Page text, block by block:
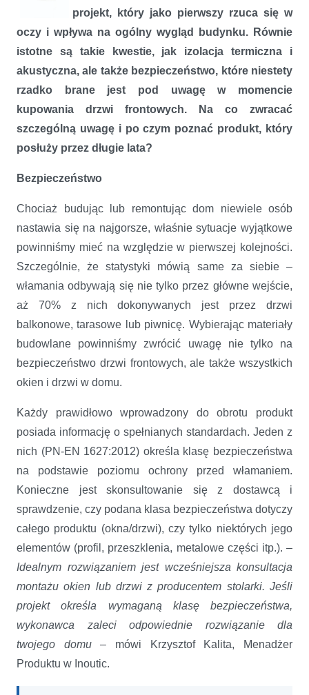
Jak wybrać odpowiednie drzwi wejściowe
projekt, który jako pierwszy rzuca się w
oczy i wpływa na ogólny wygląd budynku. Równie
istotne są takie kwestie, jak izolacja termiczna i
akustyczna, ale także bezpieczeństwo, które niestety
rzadko brane jest pod uwagę w momencie
kupowania drzwi frontowych. Na co zwracać
szczególną uwagę i po czym poznać produkt, który
posłuży przez długie lata?
Bezpieczeństwo
Chociaż budując lub remontując dom niewiele osób
nastawia się na najgorsze, właśnie sytuacje wyjątkowe
powinniśmy mieć na względzie w pierwszej kolejności.
Szczególnie, że statystyki mówią same za siebie –
włamania odbywają się nie tylko przez główne wejście,
aż 70% z nich dokonywanych jest przez drzwi
balkonowe, tarasowe lub piwnicę. Wybierając materiały
budowlane powinniśmy zwrócić uwagę nie tylko na
bezpieczeństwo drzwi frontowych, ale także wszystkich
okien i drzwi w domu.
Każdy prawidłowo wprowadzony do obrotu produkt
posiada informację o spełnianych standardach. Jeden z
nich (PN-EN 1627:2012) określa klasę bezpieczeństwa
na podstawie poziomu ochrony przed włamaniem.
Konieczne jest skonsultowanie się z dostawcą i
sprawdzenie, czy podana klasa bezpieczeństwa dotyczy
całego produktu (okna/drzwi), czy tylko niektórych jego
elementów (profil, przeszklenia, metalowe części itp.). –
Idealnym rozwiązaniem jest wcześniejsza konsultacja
montażu okien lub drzwi z producentem stolarki. Jeśli
projekt określa wymaganą klasę bezpieczeństwa,
wykonawca zaleci odpowiednie rozwiązanie dla
twojego domu– mówi Krzysztof Kalita, Menadżer
Produktu w Inoutic.